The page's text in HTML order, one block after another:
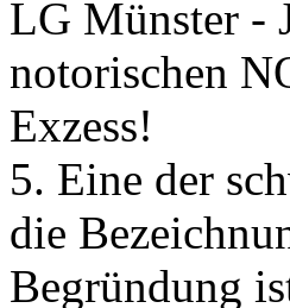
LG Münster -
notorischen
Exzess!
5. Eine der
die
Begründung